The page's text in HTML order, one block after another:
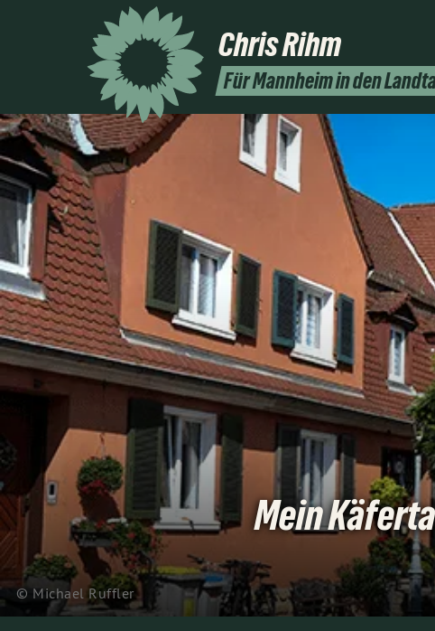
ChrisRihm
Für Mannheim in den
© Michael Ruffler
Mein